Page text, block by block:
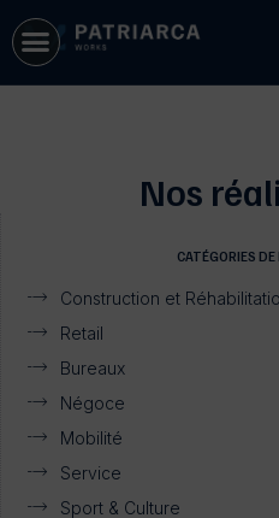
Nos
CATÉGORIES DE
Construction et
Retail
Bureaux
Négoce
Mobilité
Service
Sport & Culture